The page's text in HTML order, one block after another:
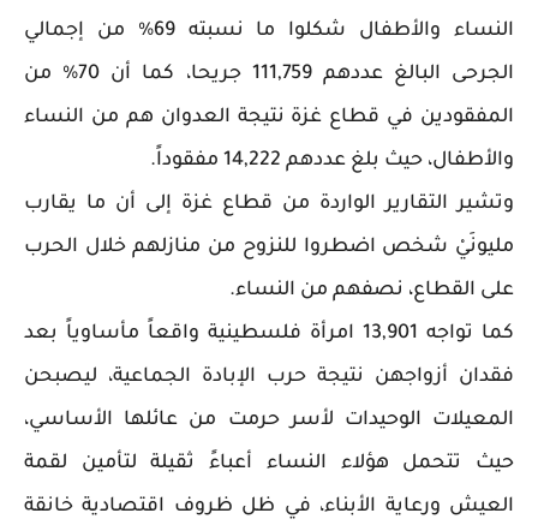
النساء والأطفال شكلوا ما نسبته 69% من إجمالي
الجرحى البالغ عددهم 111,759 جريحا، كما أن 70% من
المفقودين في قطاع غزة نتيجة العدوان هم من النساء
والأطفال، حيث بلغ عددهم 14,222 مفقوداً.
وتشير التقارير الواردة من قطاع غزة إلى أن ما يقارب
مليونَيْ شخص اضطروا للنزوح من منازلهم خلال الحرب
على القطاع، نصفهم من النساء.
كما تواجه 13,901 امرأة فلسطينية واقعاً مأساوياً بعد
فقدان أزواجهن نتيجة حرب الإبادة الجماعية، ليصبحن
المعيلات الوحيدات لأسر حرمت من عائلها الأساسي،
حيث تتحمل هؤلاء النساء أعباءً ثقيلة لتأمين لقمة
العيش ورعاية الأبناء، في ظل ظروف اقتصادية خانقة